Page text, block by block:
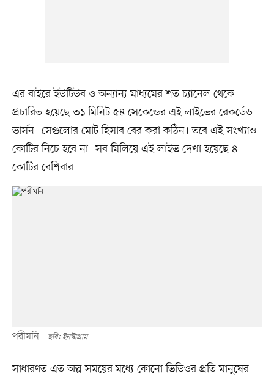
এর বাইরে ইউটিউব ও অন্যান্য মাধ্যমের শত চ্যানেল থেকে
প্রচারিত হয়েছে ৩১ মিনিট ৫৪ সেকেন্ডের এই লাইভের রেকর্ডেড
ভার্সন। সেগুলোর মোট হিসাব বের করা কঠিন। তবে এই সংখ্যাও
কোটির নিচে হবে না। সব মিলিয়ে এই লাইভ দেখা হয়েছে ৪
কোটির বেশিবার।
পরীমনি ছবি: ইনস্টাগ্রাম
সাধারণত এত অল্প সময়ের মধ্যে কোনো ভিডিওর প্রতি মানুষের